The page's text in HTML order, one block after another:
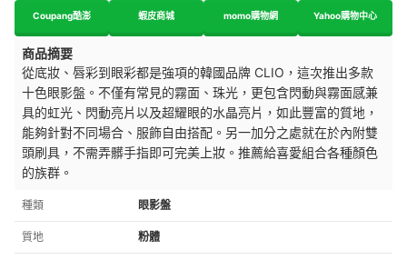
Coupang酷澎 蝦皮商城 momo購物網 Yahoo購物中心
商品摘要
從底妝、唇彩到眼彩都是強項的韓國品牌 CLIO，這次推出多款
十色眼影盤。不僅有常見的霧面、珠光，更包含閃動與霧面感兼
具的虹光、閃動亮片以及超耀眼的水晶亮片，如此豐富的質地，
能夠針對不同場合、服飾自由搭配。另一加分之處就在於內附雙
頭刷具，不需弄髒手指即可完美上妝。推薦給喜愛組合各種顏色
的族群。
種類 眼影盤
質地 粉體